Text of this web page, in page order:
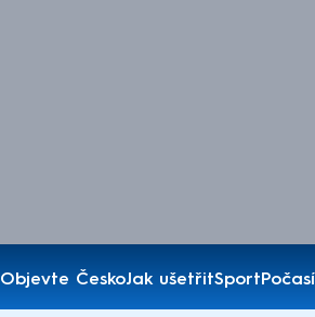
Objevte ČeskoJak ušetřitSportPočasí